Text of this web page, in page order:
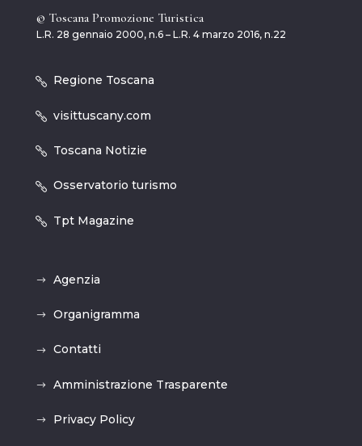
© Toscana Promozione Turistica
L.R. 28 gennaio 2000, n.6 – L.R. 4 marzo 2016, n.22
Regione Toscana
visittuscany.com
Toscana Notizie
Osservatorio turismo
Tpt Magazine
Agenzia
Organigramma
Contatti
Amministrazione Trasparente
Privacy Policy